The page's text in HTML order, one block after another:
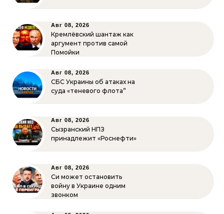
Авг 08, 2026
Кремлёвский шантаж как
аргумент против самой
Помойки
Авг 08, 2026
СБС Украины об атаках на
суда «теневого флота”
Авг 08, 2026
Сызранский НПЗ
принадлежит «Роснефти»
Авг 08, 2026
Си может остановить
войну в Украине одним
звонком